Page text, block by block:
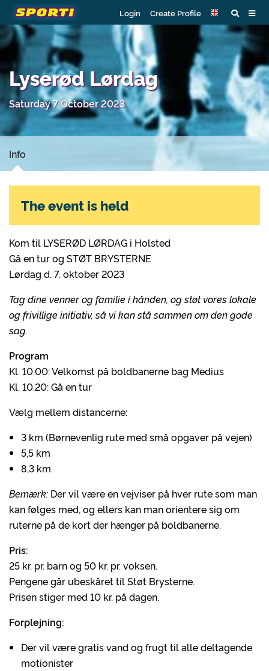
Login Create Profile
Lyserød Lørdag
Saturday 7 October 2023
Info
Kom til LYSERØD LØRDAG i Holsted
Gå en tur og STØT BRYSTERNE
Lørdag d. 7. oktober 2023
Tag dine venner og familie i hånden, og støt vores lokale
og frivillige initiativ, så vi kan stå sammen om den gode
sag.
Program
Kl. 10.00: Velkomst på boldbanerne bag Medius
Kl. 10.20: Gå en tur
Vælg mellem distancerne:
3 km (Børnevenlig rute med små opgaver på vejen)
5,5 km
8,3 km.
Bemærk: Der vil være en vejviser på hver rute som man
kan følges med, og ellers kan man orientere sig om
ruterne på de kort der hænger på boldbanerne.
Pris:
25 kr. pr. barn og 50 kr. pr. voksen.
Pengene går ubeskåret til Støt Brysterne.
Prisen stiger med 10 kr. på dagen.
Forplejning:
Der vil være gratis vand og frugt til alle deltagende
motionister
The event is held